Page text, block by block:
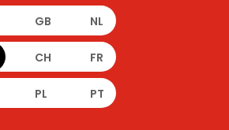
GB NL
CH FR
PL PT